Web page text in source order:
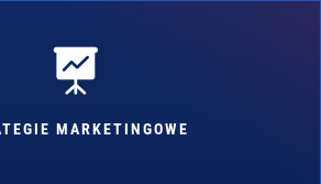

MARKETINGOWE